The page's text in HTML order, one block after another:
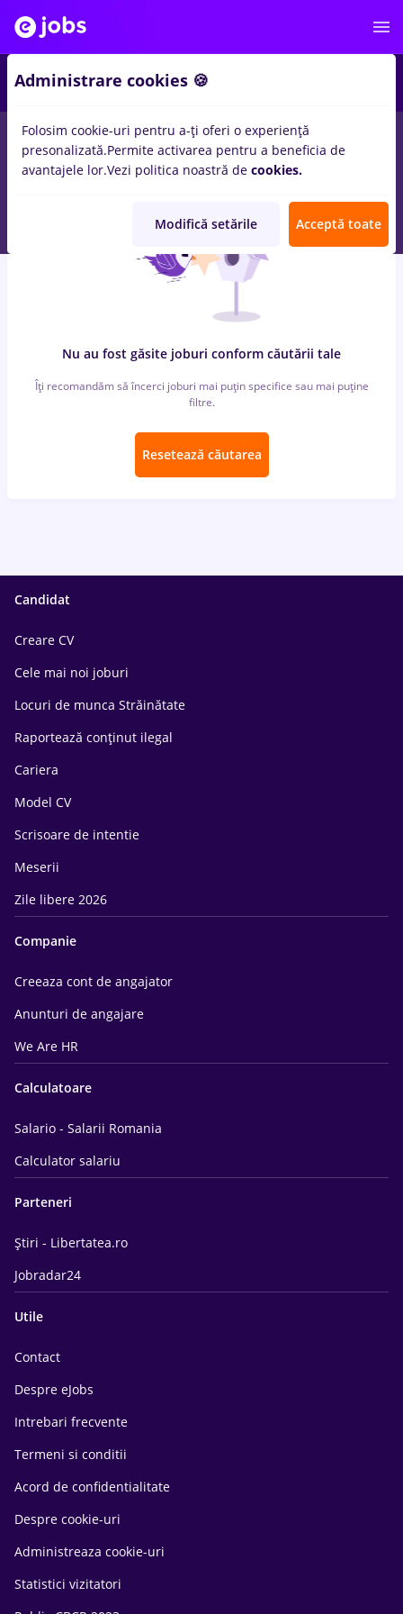
locuri de muncabiochimist in Transport / Distributie,
Medicina / Sanatate
Nu au fost găsite joburi conform căutării tale
Îți recomandăm să încerci joburi mai puțin specifice sau mai puține
filtre.
Resetează căutarea
Candidat
Creare CV
Cele mai noi joburi
Locuri de munca Străinătate
Raportează conținut ilegal
Cariera
Model CV
Scrisoare de intentie
Meserii
Zile libere 2026
Companie
Creeaza cont de angajator
Anunturi de angajare
We Are HR
Calculatoare
Salario - Salarii Romania
Calculator salariu
Parteneri
Știri - Libertatea.ro
Jobradar24
Utile
Contact
Despre eJobs
Intrebari frecvente
Termeni si conditii
Acord de confidentialitate
Despre cookie-uri
Administreaza cookie-uri
Statistici vizitatori
Administrare cookies 🍪
Folosim cookie-uri pentru a-ți oferi o experiență
presonalizată.Permite activarea pentru a beneficia de
avantajele lor.Vezi politica noastră de cookies.
Modifică setările Acceptă toate